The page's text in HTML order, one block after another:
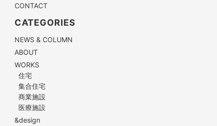
CONTACT
CATEGORIES
NEWS & COLUMN
ABOUT
WORKS
住宅
集合住宅
商業施設
医療施設
&design